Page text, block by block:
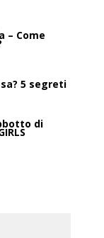
– Come
5 segreti
di